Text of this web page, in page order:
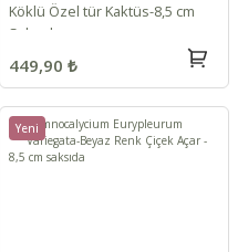
Köklü Özel tür Kaktüs-8,5 cm
Saksıda
449,90 ₺
Yeni